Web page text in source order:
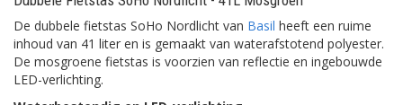
De dubbele fietstas SoHo Nordlicht van Basil heeft een ruime
inhoud van 41 liter en is gemaakt van waterafstotend polyester.
De mosgroene fietstas is voorzien van reflectie en ingebouwde
LED-verlichting.